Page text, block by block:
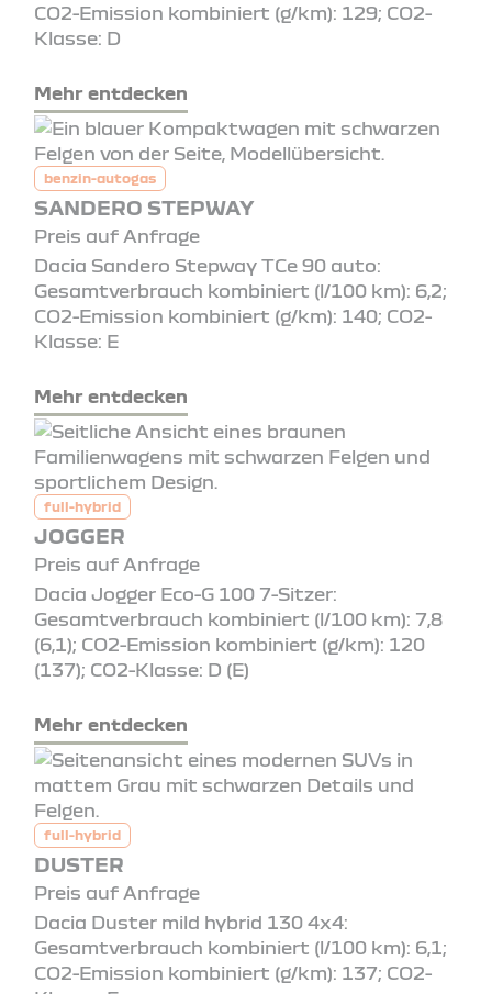
CO2-Emission kombiniert (g/km): 129; CO2-
Klasse: D
Mehr entdecken
benzin-autogas
SANDERO STEPWAY
Preis auf Anfrage
Dacia Sandero Stepway TCe 90 auto:
Gesamtverbrauch kombiniert (l/100 km): 6,2;
CO2-Emission kombiniert (g/km): 140; CO2-
Klasse: E
Mehr entdecken
full-hybrid
JOGGER
Preis auf Anfrage
Dacia Jogger Eco-G 100 7-Sitzer:
Gesamtverbrauch kombiniert (l/100 km): 7,8
(6,1); CO2-Emission kombiniert (g/km): 120
(137); CO2-Klasse: D (E)
Mehr entdecken
full-hybrid
DUSTER
Preis auf Anfrage
Dacia Duster mild hybrid 130 4x4:
Gesamtverbrauch kombiniert (l/100 km): 6,1;
CO2-Emission kombiniert (g/km): 137; CO2-